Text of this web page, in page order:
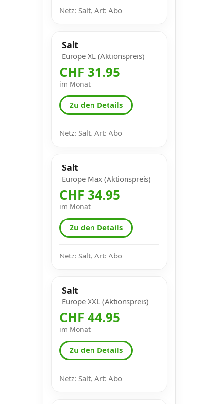
Netz: Salt, Art: Abo
Salt
Europe XL (Aktionspreis)
CHF 31.95
im Monat
Zu den Details
Netz: Salt, Art: Abo
Salt
Europe Max (Aktionspreis)
CHF 34.95
im Monat
Zu den Details
Netz: Salt, Art: Abo
Salt
Europe XXL (Aktionspreis)
CHF 44.95
im Monat
Zu den Details
Netz: Salt, Art: Abo